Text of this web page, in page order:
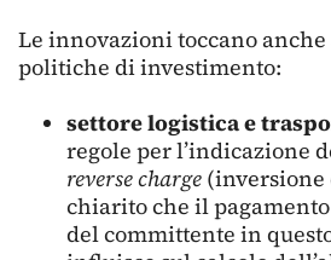
Le innovazioni toccano
politiche di investimento:
settore logistica e
regole per l’indicazione
reverse charge (inversione
chiarito che il
del committente in